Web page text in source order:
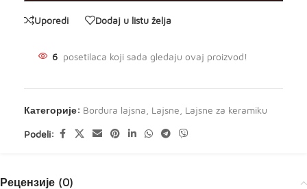
Uporedi Dodaj u listu želja
6 posetilaca koji sada gledaju ovaj proizvod!
Категорије: Bordura lajsna Lajsne Lajsne za keramiku
Podeli:
Рецензије (0)